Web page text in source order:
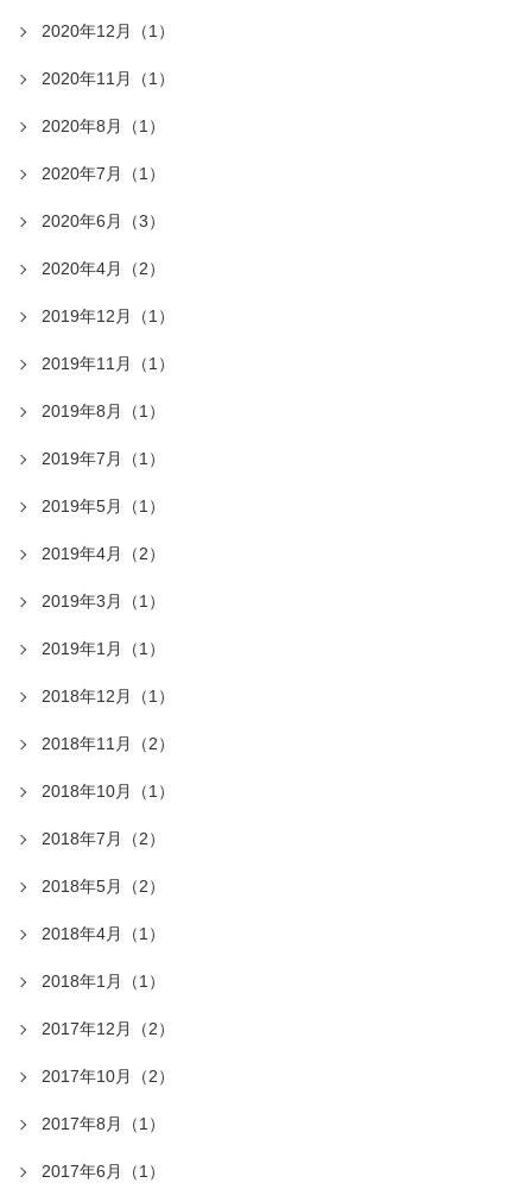
2020年12月（1）
2020年11月（1）
2020年8月（1）
2020年7月（1）
2020年6月（3）
2020年4月（2）
2019年12月（1）
2019年11月（1）
2019年8月（1）
2019年7月（1）
2019年5月（1）
2019年4月（2）
2019年3月（1）
2019年1月（1）
2018年12月（1）
2018年11月（2）
2018年10月（1）
2018年7月（2）
2018年5月（2）
2018年4月（1）
2018年1月（1）
2017年12月（2）
2017年10月（2）
2017年8月（1）
2017年6月（1）